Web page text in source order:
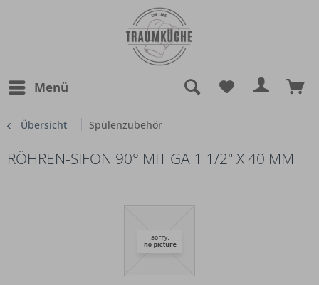
Menü
Übersicht Spülenzubehör
RÖHREN-SIFON 90° MIT GA 1 1/2" X 40 MM